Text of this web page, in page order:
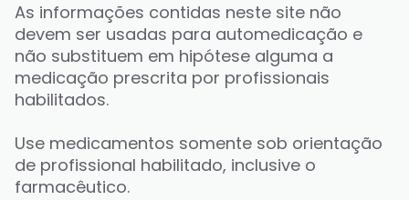
As informações contidas neste site não
devem ser usadas para automedicação e
não substituem em hipótese alguma a
medicação prescrita por profissionais
habilitados.
Use medicamentos somente sob orientação
de profissional habilitado, inclusive o
farmacêutico.